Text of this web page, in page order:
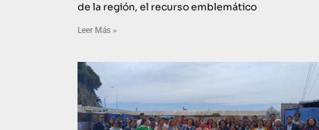
de la región, el recurso emblemático
Leer Más »